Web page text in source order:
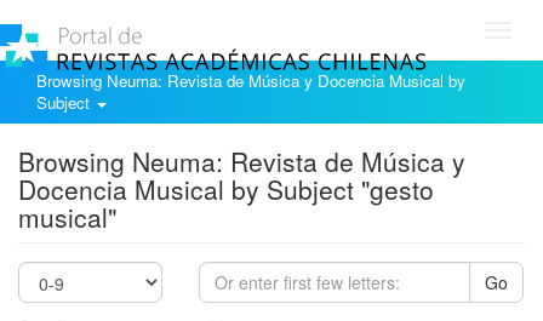
Browsing Neuma: Revista de Música y Docencia Musical by
Subject
Browsing Neuma: Revista de Música y
Docencia Musical by Subject "gesto
musical"
Go